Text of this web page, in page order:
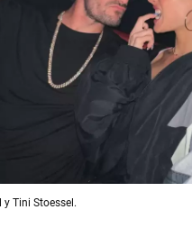
y Tini Stoessel.